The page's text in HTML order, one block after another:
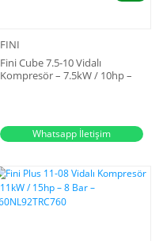
FINI
Fini Cube 7.5-10 Vidalı
Kompresör – 7.5kW / 10hp –
Whatsapp İletişim